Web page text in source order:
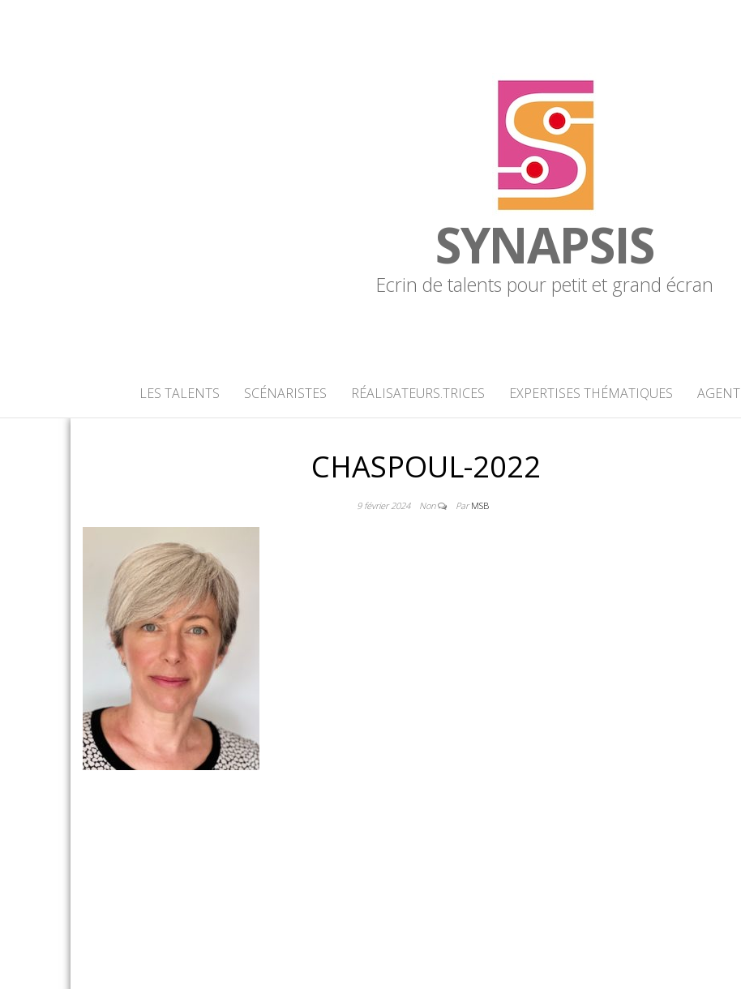
SYNAPSIS
Ecrin de talents pour petit et grand écran
LES TALENTS SCÉNARISTES RÉALISATEURS.TRICES EXPERTISES THÉMATIQUES AGENT
CHASPOUL-2022
9 février 2024 Non ParMSB